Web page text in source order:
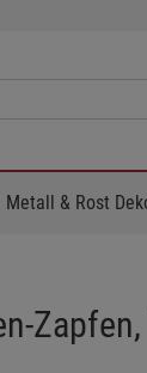
Metall & Rost